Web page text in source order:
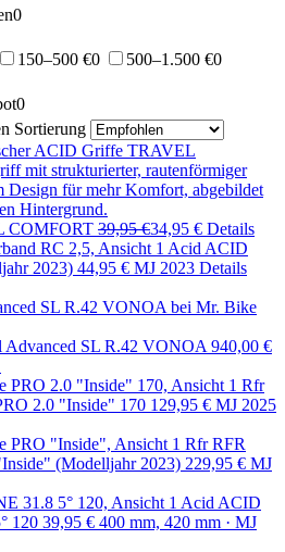
0
150–500 €0 500–1.500 €0
0
Sortierung
COMFORT 39,95 €34,95 € Details
Acid ACID
2023) 44,95 € MJ 2023 Details
SL R.42 VONOA 940,00 €
Rfr
2.0 "Inside" 170 129,95 € MJ 2025
Rfr RFR
(Modelljahr 2023) 229,95 € MJ
Acid ACID
120 39,95 € 400 mm, 420 mm · MJ